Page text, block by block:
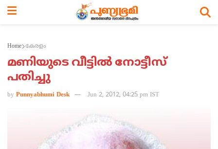
Home കേരളം
മണിയുടെ വീട്ടില്‍ നോട്ടീസ്
പതിച്ചു
by Punnyabhumi Desk Jun 2, 2012, 04:25 pm IST